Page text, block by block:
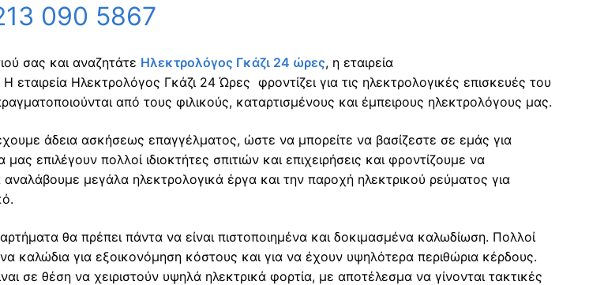
090 5867
σας και αναζητάτε Ηλεκτρολόγος Γκάζι 24 ώρες, η εταιρεία
εταιρεία Ηλεκτρολόγος Γκάζι 24 Ώρες φροντίζει για τις ηλεκτρολογικές επισκευές του
από τους φιλικούς, καταρτισμένους και έμπειρους ηλεκτρολόγους μας.
άδεια ασκήσεως επαγγέλματος, ώστε να μπορείτε να βασίζεστε σε εμάς για
επιλέγουν πολλοί ιδιοκτήτες σπιτιών και επιχειρήσεις και φροντίζουμε να
μεγάλα ηλεκτρολογικά έργα και την παροχή ηλεκτρικού ρεύματος για
θα πρέπει πάντα να είναι πιστοποιημένα και δοκιμασμένα καλωδίωση. Πολλοί
καλώδια για εξοικονόμηση κόστους και για να έχουν υψηλότερα περιθώρια κέρδους.
σε θέση να χειριστούν υψηλά ηλεκτρικά φορτία, με αποτέλεσμα να γίνονται τακτικές